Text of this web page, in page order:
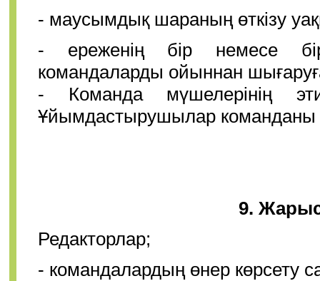
- маусымдық шараның өткізу
- ереженің бір немесе
командаларды ойыннан
- Команда мүшелерінің
Ұйымдастырушылар команданы
9.
Редакторлар;
- командалардың өнер көрсету